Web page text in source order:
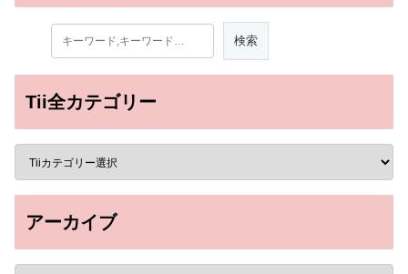
Tii全カテゴリー
アーカイブ